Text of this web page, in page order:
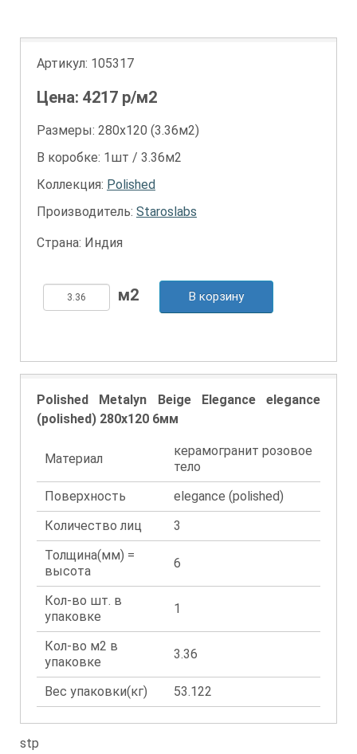
Артикул: 105317
Цена: 4217 р/м2
Размеры: 280х120 (3.36м2)
В коробке: 1шт / 3.36м2
Коллекция: Polished
Производитель: Staroslabs
Страна: Индия
В корзину
Polished Metalyn Beige Elegance elegance
(polished) 280x120 6мм
Материал
керамогранит розовое
тело
Поверхность
elegance (polished)
Количество лиц
3
Толщина(мм) =
высота
6
Кол-во шт. в
упаковке
1
Кол-во м2 в
упаковке
3.36
Вес упаковки(кг) 53.122
stp